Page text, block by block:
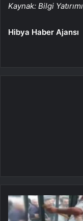
Kaynak: Bilgi Yatırımı
Hibya Haber Ajansı